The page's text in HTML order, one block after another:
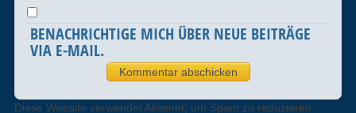
BENACHRICHTIGE MICH ÜBER NEUE BEITRÄGE
VIA E-MAIL.
Diese Website verwendet Akismet, um Spam zu reduzieren.